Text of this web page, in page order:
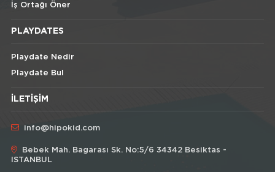
İş Ortağı Öner
PLAYDATES
Playdate Nedir
Playdate Bul
İLETIŞIM
info@hipokid.com
Bebek Mah. Bagarası Sk. No:5/6 34342 Besiktas -
ISTANBUL